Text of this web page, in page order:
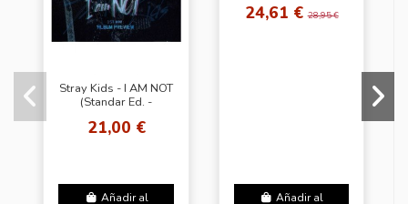
Stray Kids - I AM NOT
(Standar Ed. -
21,00 €
Añadir al
24,61 €28,95 €
Añadir al